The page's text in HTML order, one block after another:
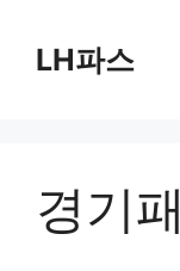
LH파스
경기